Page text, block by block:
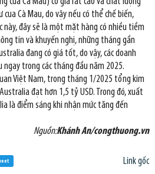
Cà Mau, do vậy nếu có thể chế biến,
này, đây sẽ là một mặt hàng có nhiều tiềm
tin và khuyến nghị, những tháng gần
đang có giá tốt, do vậy, các doanh
trong các tháng đầu năm 2025.
Việt Nam, trong tháng 1/2025 tổng kim
đạt hơn 1,5 tỷ USD. Trong đó, xuất
là điểm sáng khi nhận mức tăng đến
Nguồn:Khánh An/congthuong.vn
Link gốc